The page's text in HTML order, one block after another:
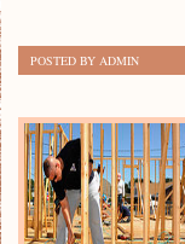
POSTED BY ADMIN